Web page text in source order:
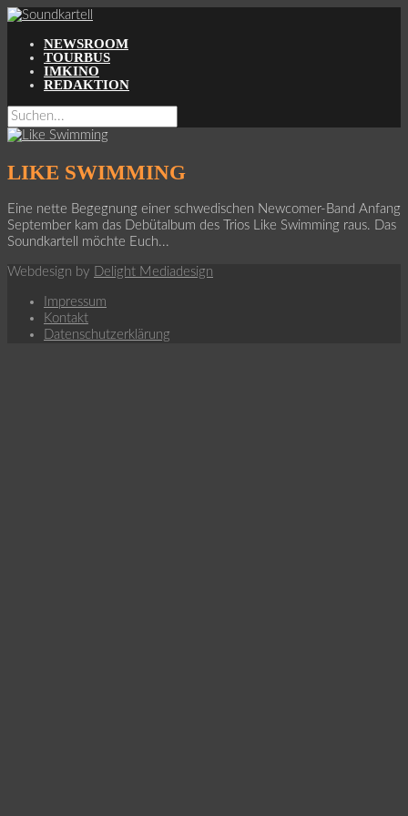
NEWSROOM
TOURBUS
IMKINO
REDAKTION
LIKE SWIMMING
Eine nette Begegnung einer schwedischen Newcomer-Band Anfang
September kam das Debütalbum des Trios Like Swimming raus. Das
Soundkartell möchte Euch...
Webdesign by Delight Mediadesign
Impressum
Kontakt
Datenschutzerklärung